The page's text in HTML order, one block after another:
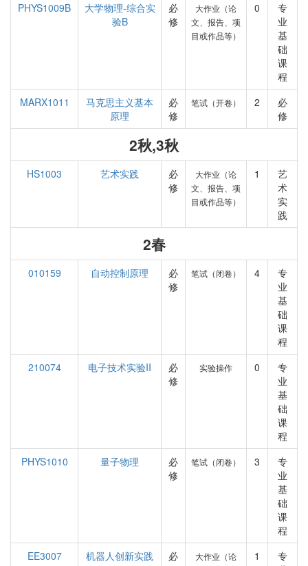
PHYS1009B
大学物理-综合实
验B
必
修
大作业（论
文、报告、项
目或作品等）
0
专
业
基
础
课
程
MARX1011
马克思主义基本
原理
必
修
笔试（开卷） 2
必
修
2秋,3秋
HS1003 艺术实践
必
修
大作业（论
文、报告、项
目或作品等）
1
艺
术
实
践
2春
010159 自动控制原理
必
修
笔试（闭卷） 4
专
业
基
础
课
程
210074
电子技术实验II
必
修
实验操作 0
专
业
基
础
课
程
PHYS1010
量子物理
必
修
笔试（闭卷） 3
专
业
基
础
课
程
EE3007
机器人创新实践
必
大作业（论
1
专